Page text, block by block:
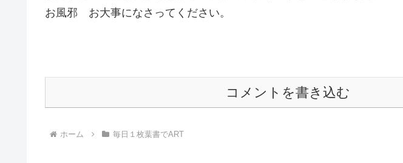
お風邪 お大事になさってください。
コメントを書き込む
ホーム 毎日１枚葉書でART